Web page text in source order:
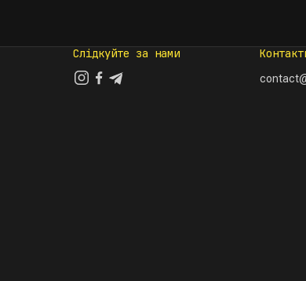
Слідкуйте за нами